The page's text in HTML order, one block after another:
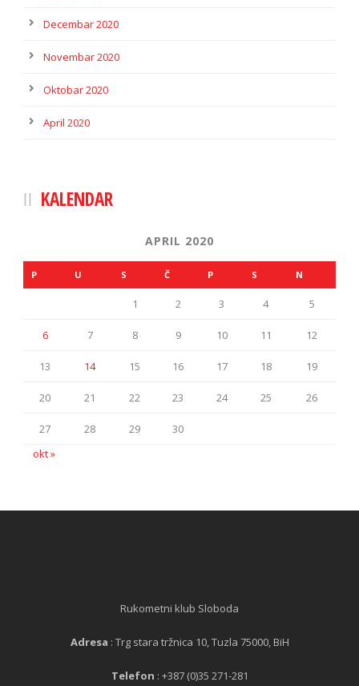
Decembar 2020
Novembar 2020
Oktobar 2020
April 2020
KALENDAR
APRIL 2020
P U S Č P S N
1 2 3 4 5
6 7 8 9 10 11 12
13 14 15 16 17 18 19
20 21 22 23 24 25 26
27 28 29
30
okt »
Rukometni klub Sloboda
Adresa : Trg stara tržnica 10, Tuzla 75000, BiH
Telefon : +387 (0)35 271-281